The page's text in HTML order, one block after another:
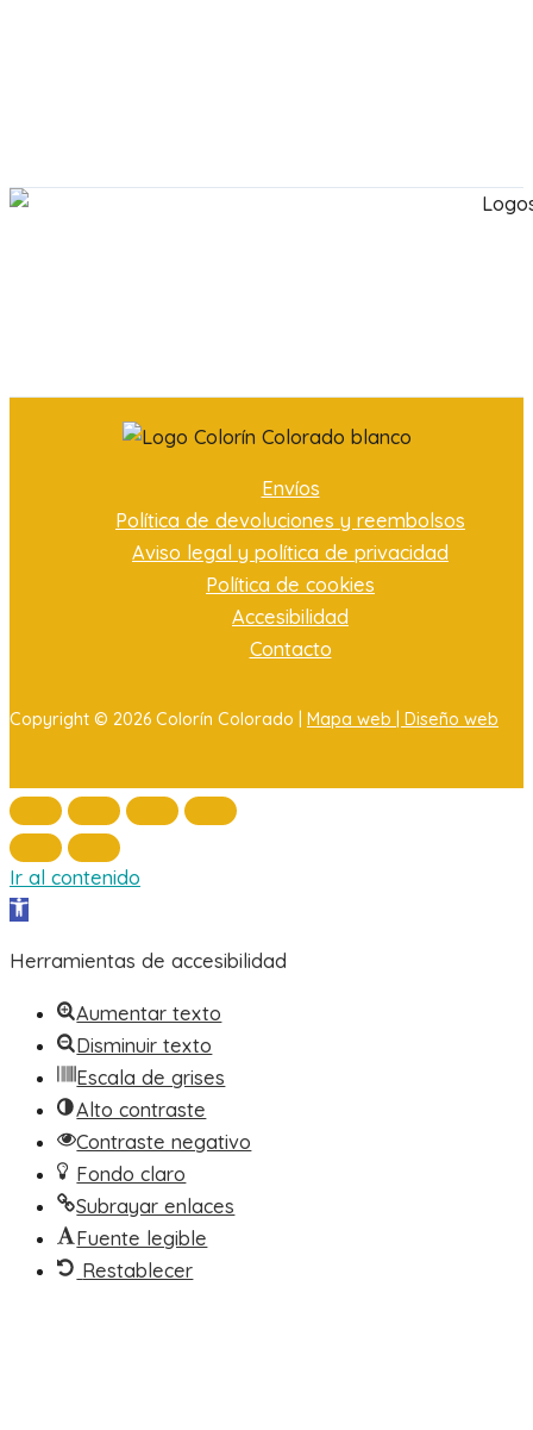
Envíos
Política de devoluciones y reembolsos
Aviso legal y política de privacidad
Política de cookies
Accesibilidad
Contacto
Copyright © 2026 Colorín Colorado | Mapa web | Diseño web
Ir al contenido
Abrir barra de herramientas
Herramientas de accesibilidad
Aumentar texto
Disminuir texto
Escala de grises
Alto contraste
Contraste negativo
Fondo claro
Subrayar enlaces
Fuente legible
Restablecer